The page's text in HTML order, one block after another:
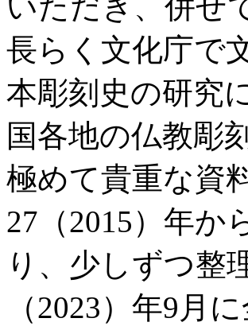
いただき、併せ
長らく文化庁で
本彫刻史の研究
国各地の仏教彫
極めて貴重な資
27（2015）年か
り、少しずつ整
（2023）年9月